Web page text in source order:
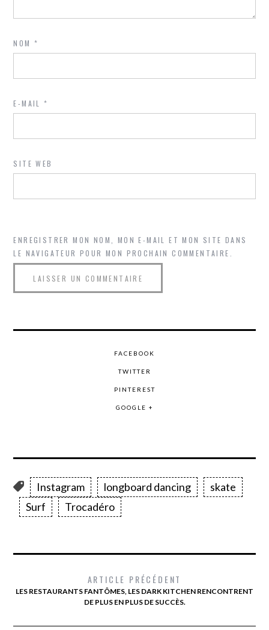
NOM*
E-MAIL*
SITE WEB
ENREGISTRER MON NOM, MON E-MAIL ET MON SITE DANS
LE NAVIGATEUR POUR MON PROCHAIN COMMENTAIRE.
FACEBOOK
TWITTER
PINTEREST
GOOGLE +
Instagram longboard dancing
skate
Surf
Trocadéro
ARTICLE PRÉCÉDENT
LES RESTAURANTS FANTÔMES, LES DARK KITCHEN RENCONTRENT
DE PLUS EN PLUS DE SUCCÈS.